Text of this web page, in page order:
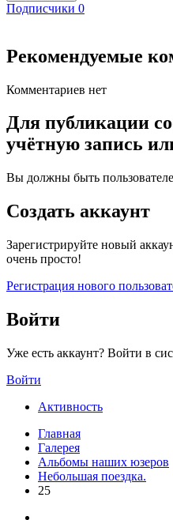
Подписчики 0
Рекомендуемые
Комментариев нет
Для публикации
учётную запись
Вы должны быть
Создать аккаунт
Зарегистрируйте новый
очень просто!
Регистрация нового
Войти
Уже есть аккаунт? Войти в
Войти
Активность
Главная
Галерея
Альбомы наших юзеров
Небольшая поездка.
25